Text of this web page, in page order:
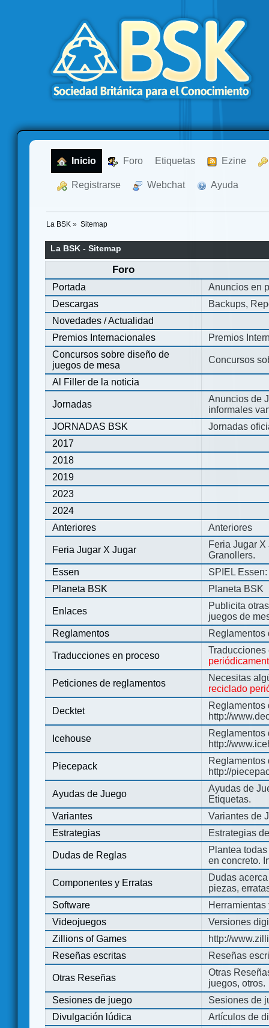
Inicio Foro Etiquetas Ezine
Registrarse Webchat Ayuda
La BSK » Sitemap
La BSK - Sitemap
Foro
Portada
Anuncios en
Descargas
Backups,
Novedades / Actualidad
Premios Internacionales
Premios
Concursos sobre diseño de
juegos de mesa
Concursos
Al Filler de la noticia
Jornadas
Anuncios de
informales
JORNADAS BSK
Jornadas
2017
2018
2019
2023
2024
Anteriores
Anteriores
Feria Jugar X Jugar
Feria Jugar
Granollers.
Essen
SPIEL
Planeta BSK
Planeta BSK
Enlaces
Publicita
juegos de
Reglamentos
Reglamentos
Traducciones en proceso
Peticiones de reglamentos
Necesitas
reciclado
Decktet
Reglamentos
http://
Icehouse
Reglamentos
http://
Piecepack
Reglamentos
http://
Ayudas de Juego
Ayudas de
Etiquetas.
Variantes
Variantes de
Estrategias
Estrategias
Dudas de Reglas
Plantea
en concreto.
Componentes y Erratas
Dudas
piezas,
Software
Videojuegos
Versiones
Zillions of Games
http://
Reseñas escritas
Reseñas
Otras Reseñas
Otras
juegos, otros.
Sesiones de juego
Sesiones de
Divulgación lúdica
Artículos de